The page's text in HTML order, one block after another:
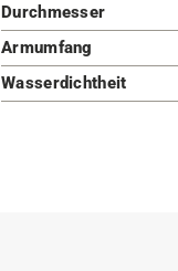
Durchmesser
Armumfang
Wasserdichtheit